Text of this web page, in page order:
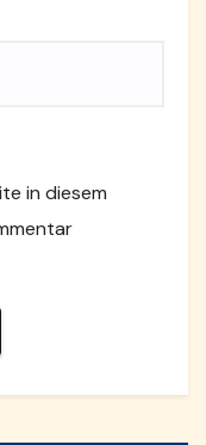
in diesem